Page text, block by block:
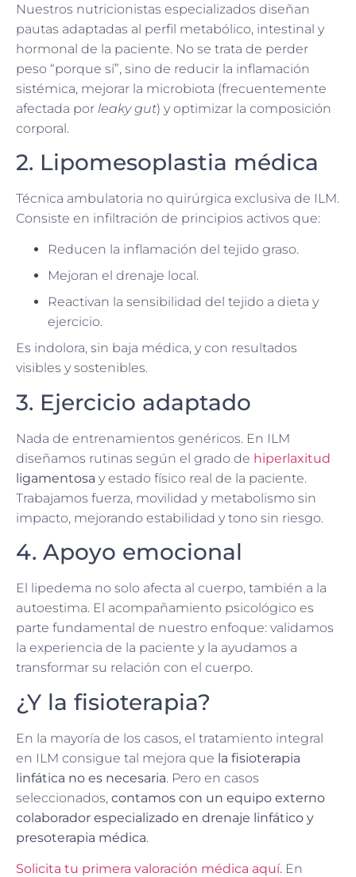
Nuestros nutricionistas especializados diseñan
pautas adaptadas al perfil metabólico, intestinal y
hormonal de la paciente. No se trata de perder
peso “porque sí”, sino de reducir la inflamación
sistémica, mejorar la microbiota (frecuentemente
afectada por leaky gut) y optimizar la composición
corporal.
2. Lipomesoplastia médica
Técnica ambulatoria no quirúrgica exclusiva de ILM.
Consiste en infiltración de principios activos que:
Reducen la inflamación del tejido graso.
Mejoran el drenaje local.
Reactivan la sensibilidad del tejido a dieta y
ejercicio.
Es indolora, sin baja médica, y con resultados
visibles y sostenibles.
3. Ejercicio adaptado
Nada de entrenamientos genéricos. En ILM
diseñamos rutinas según el grado de hiperlaxitud
ligamentosa y estado físico real de la paciente.
Trabajamos fuerza, movilidad y metabolismo sin
impacto, mejorando estabilidad y tono sin riesgo.
4. Apoyo emocional
El lipedema no solo afecta al cuerpo, también a la
autoestima. El acompañamiento psicológico es
parte fundamental de nuestro enfoque: validamos
la experiencia de la paciente y la ayudamos a
transformar su relación con el cuerpo.
¿Y la fisioterapia?
En la mayoría de los casos, el tratamiento integral
en ILM consigue tal mejora que la fisioterapia
linfática no es necesaria. Pero en casos
seleccionados, contamos con un equipo externo
colaborador especializado en drenaje linfático y
presoterapia médica.
Solicita tu primera valoración médica aquí. En